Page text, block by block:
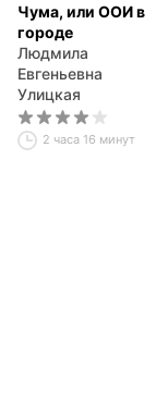
Чума, или ООИ в
городе
Людмила
Евгеньевна
Улицкая
2 часа 16 минут